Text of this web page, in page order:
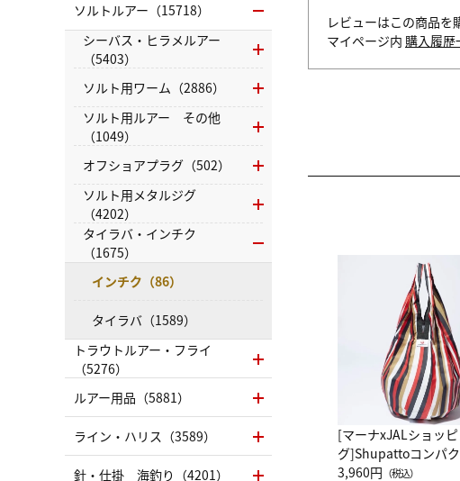
レビューはこの商品を
マイページ内 購入履歴
[マーナxJALショッ
グ]Shupattoコンパ
グ Drop JAL客室乗務員
3,960円 （税込）
ソルトルアー（15718）
シーバス・ヒラメルアー
（5403）
ソルト用ワーム（2886）
ソルト用ルアー その他
（1049）
オフショアプラグ（502）
ソルト用メタルジグ
（4202）
タイラバ・インチク
（1675）
インチク（86）
タイラバ（1589）
トラウトルアー・フライ
（5276）
ルアー用品（5881）
ライン・ハリス（3589）
針・仕掛 海釣り（4201）